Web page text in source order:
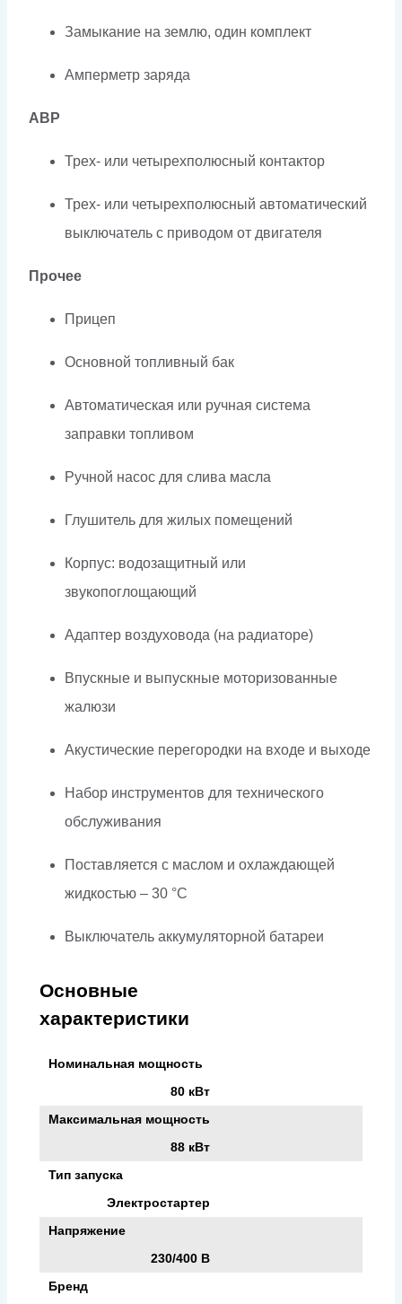
Замыкание на землю, один комплект
Амперметр заряда
АВР
Трех- или четырехполюсный контактор
Трех- или четырехполюсный автоматический
выключатель с приводом от двигателя
Прочее
Прицеп
Основной топливный бак
Автоматическая или ручная система
заправки топливом
Ручной насос для слива масла
Глушитель для жилых помещений
Корпус: водозащитный или
звукопоглощающий
Адаптер воздуховода (на радиаторе)
Впускные и выпускные моторизованные
жалюзи
Акустические перегородки на входе и выходе
Набор инструментов для технического
обслуживания
Поставляется с маслом и охлаждающей
жидкостью – 30 °C
Выключатель аккумуляторной батареи
Основные
характеристики
Номинальная мощность
80 кВт
Максимальная мощность
88 кВт
Тип запуска
Электростартер
Напряжение
230/400 В
Бренд